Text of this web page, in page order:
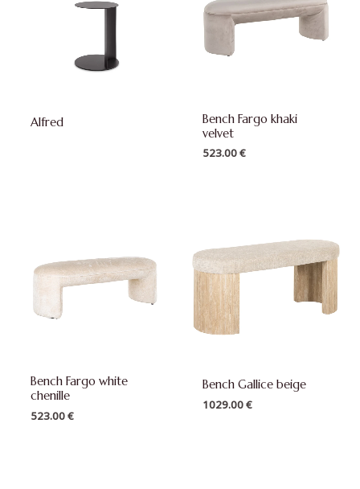
Alfred
Bench Fargo khaki
velvet
523.00€
Bench Fargo white
chenille
523.00€
Bench Gallice beige
1029.00€